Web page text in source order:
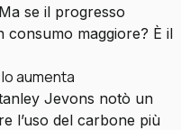
se il progresso
consumo maggiore? È il
aumenta
Jevons notò un
l’uso del carbone più